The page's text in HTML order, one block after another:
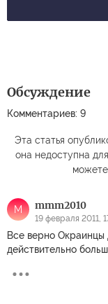
Обсуждение
Комментариев: 9
Эта статья
она недоступна
M mmm2010
19 февраля 2011,
Все верно Окраинцы
действительно